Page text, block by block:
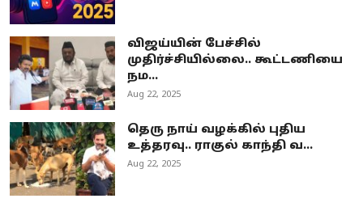
விஜய்யின் பேச்சில்
முதிர்ச்சியில்லை.. கூட்டணியை
நம...
Aug 22, 2025
தெரு நாய் வழக்கில் புதிய
உத்தரவு.. ராகுல் காந்தி வ...
Aug 22, 2025